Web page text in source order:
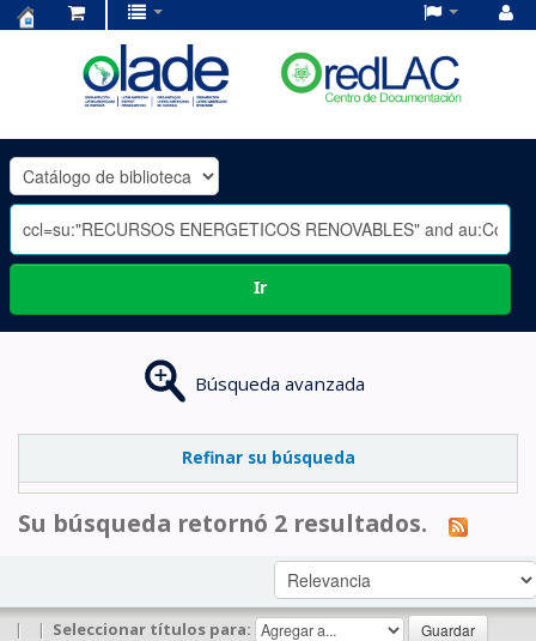
OLADE
-
Ir
Búsqueda avanzada
Refinar su búsqueda
Su búsqueda retornó 2 resultados.
| | Seleccionar títulos para: